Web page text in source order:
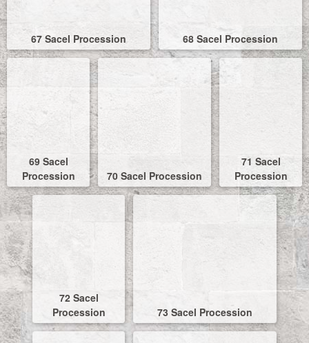
67 Sacel Procession 68 Sacel Procession
69 Sacel
Procession
70 Sacel Procession
71 Sacel
Procession
72 Sacel
Procession
73 Sacel Procession